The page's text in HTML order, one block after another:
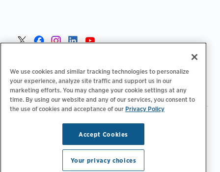
Sverige >
Copyright © 2026 ChargePoint, Inc. Med ensamrätt.
We use cookies and similar tracking technologies to personalize
your experience, analyze site traffic and support us in our
marketing efforts. You may change your cookie settings at any
time. By using our website and any of our services, you consent to
the use of cookies and acceptance of our Privacy Policy
Accept Cookies
Your privacy choices